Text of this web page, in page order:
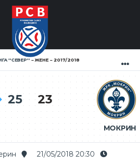
''СЕВЕР'' ЖЕНЕ 2017/2018
25
МОКРИН
23
21/05/2018 20:30